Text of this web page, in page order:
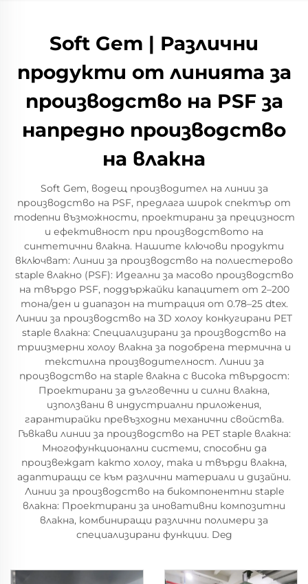
Soft Gem | Различни
продукти от линията за
производство на PSF за
напредно производство
на влакна
Soft Gem, водещ производител на линии за
производство на PSF, предлага широк спектър от
modenни възможности, проектирани за прецизност
и ефективност при производството на
синтетични влакна. Нашите ключови продукти
включват: Линии за производство на полиестерово
staple влакно (PSF): Идеални за масово производство
на твърдо PSF, поддържайки капацитет от 2–200
тона/ден и диапазон на титрация от 0.78–25 dtex.
Линии за производство на 3D холоу конкугирани PET
staple влакна: Специализирани за производство на
триизмерни холоу влакна за подобрена термична и
текстилна производителност. Линии за
производство на staple влакна с висока твърдост:
Проектирани за дълговечни и силни влакна,
използвани в индустриални приложения,
гарантирайки превъзходни механични свойства.
Гъвкави линии за производство на PET staple влакна:
Многофункционални системи, способни да
произвеждат както холоу, така и твърди влакна,
адаптиращи се към различни материали и дизайни.
Линии за производство на бикомпонентни staple
влакна: Проектирани за иновативни композитни
влакна, комбиниращи различни полимери за
специализирани функции. Deg